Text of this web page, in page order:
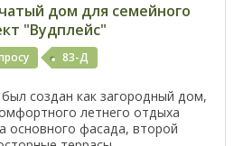
дом для семейного
"Вудплейс"
83-Д
создан как загородный дом,
летнего отдыха
основного фасада, второй